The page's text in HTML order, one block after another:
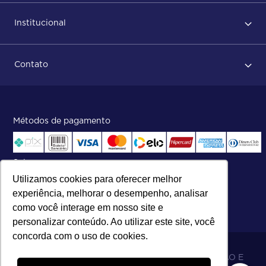
Utilizamos cookies para oferecer melhor
experiência, melhorar o desempenho, analisar
como você interage em nosso site e
personalizar conteúdo. Ao utilizar este site, você
concorda com o uso de cookies.
Após conclusão do pedido
Status do pedido e acompanhamento da entrega
Institucional
ISO
Contato
Central de atendimento:
Telefone:(27) 2121-9000
Segunda a Sexta das 8h às 17h30
Métodos de pagamento
Selos
06.698.001/0002-19 - MB 5 COMÉRCIO IMPORTAÇÃO E